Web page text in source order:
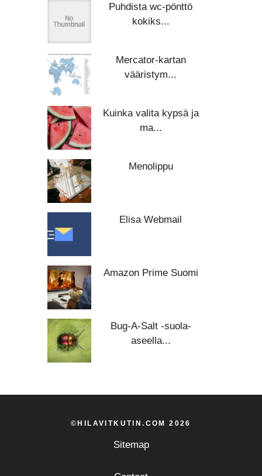
Puhdista wc-pönttö
kokiks...
Mercator-kartan
vääristym...
Kuinka valita kypsä ja
ma...
Menolippu
Elisa Webmail
Amazon Prime Suomi
Bug-A-Salt -suola-
aseella...
©HILAVITKUTIN.COM 2026
Sitemap